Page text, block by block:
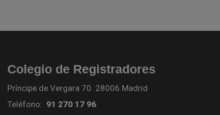
Colegio de Registradores
Príncipe de Vergara 70. 28006 Madrid
Teléfono: 91 270 17 96